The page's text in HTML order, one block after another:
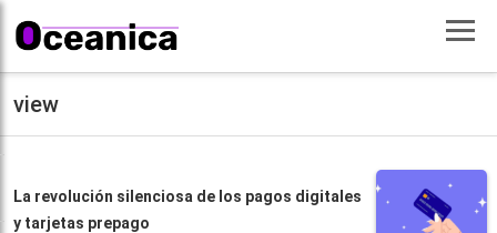
view
La revolución silenciosa de los pagos digitales
y tarjetas prepago